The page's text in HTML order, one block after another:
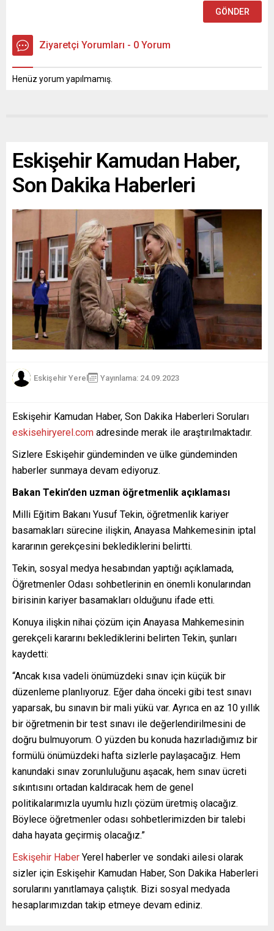
Ziyaretçi Yorumları - 0 Yorum
Henüz yorum yapılmamış.
Eskişehir Kamudan Haber,
Son Dakika Haberleri
Eskişehir Yerel Yayınlama: 24.09.2023
Eskişehir Kamudan Haber, Son Dakika Haberleri Soruları
eskisehiryerel.com adresinde merak ile araştırılmaktadır.
Sizlere Eskişehir gündeminden ve ülke gündeminden
haberler sunmaya devam ediyoruz.
Bakan Tekin’den uzman öğretmenlik açıklaması
Milli Eğitim Bakanı Yusuf Tekin, öğretmenlik kariyer
basamakları sürecine ilişkin, Anayasa Mahkemesinin iptal
kararının gerekçesini beklediklerini belirtti.
Tekin, sosyal medya hesabından yaptığı açıklamada,
Öğretmenler Odası sohbetlerinin en önemli konularından
birisinin kariyer basamakları olduğunu ifade etti.
Konuya ilişkin nihai çözüm için Anayasa Mahkemesinin
gerekçeli kararını beklediklerini belirten Tekin, şunları
kaydetti:
“Ancak kısa vadeli önümüzdeki sınav için küçük bir
düzenleme planlıyoruz. Eğer daha önceki gibi test sınavı
yaparsak, bu sınavın bir mali yükü var. Ayrıca en az 10 yıllık
bir öğretmenin bir test sınavı ile değerlendirilmesini de
doğru bulmuyorum. O yüzden bu konuda hazırladığımız bir
formülü önümüzdeki hafta sizlerle paylaşacağız. Hem
kanundaki sınav zorunluluğunu aşacak, hem sınav ücreti
sıkıntısını ortadan kaldıracak hem de genel
politikalarımızla uyumlu hızlı çözüm üretmiş olacağız.
Böylece öğretmenler odası sohbetlerimizden bir talebi
daha hayata geçirmiş olacağız.”
Eskişehir Haber Yerel haberler ve sondaki ailesi olarak
sizler için Eskişehir Kamudan Haber, Son Dakika Haberleri
sorularını yanıtlamaya çalıştık. Bizi sosyal medyada
hesaplarımızdan takip etmeye devam ediniz.